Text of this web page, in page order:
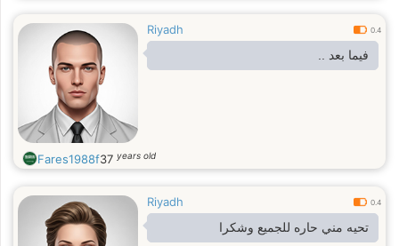
Riyadh 0.4
فيما بعد ..
Fares1988f37 years old
Riyadh 0.4
تحيه مني حاره للجميع وشكرا